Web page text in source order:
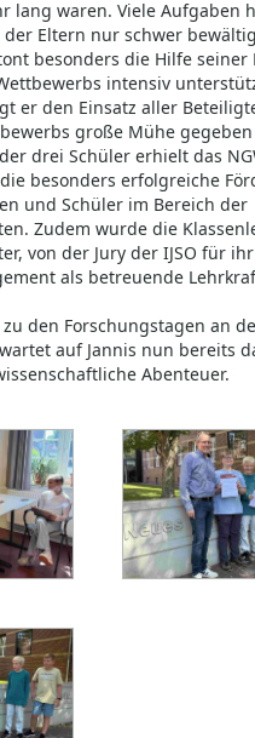
lang waren. Viele Aufgaben
Eltern nur schwer
besonders die Hilfe seiner
intensiv
er den Einsatz aller
große Mühe
drei Schüler erhielt das
besonders erfolgreiche
und Schüler im Bereich der
Zudem wurde die
von der Jury der IJSO für ihr
als betreuende
den Forschungstagen an
auf Jannis nun bereits
Abenteuer.